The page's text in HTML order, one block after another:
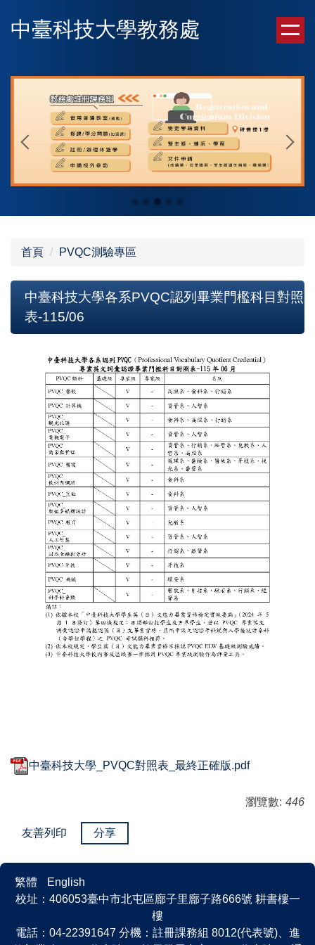
到
內
中臺科技大學教務處
首頁 PVQC測驗專區
中臺科技大學各系PVQC認列畢業門檻科目對照
表-115/06
中臺科技大學_PVQC對照表_最終正確版.pdf
瀏覽數: 446
友善列印 分享
繁體
English
校址：406053臺中市北屯區廍子里廍子路666號 耕書樓一
樓
電話：04-22391647 分機：註冊課務組 8012(代表號)、進